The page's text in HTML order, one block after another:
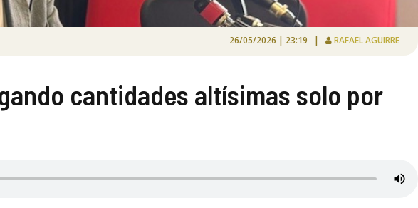
26/05/2026 | 23:19 | RAFAEL AGUIRRE
cantidades altísimas solo por